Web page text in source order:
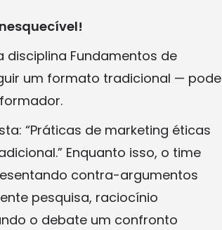
disciplina Fundamentos de
um formato tradicional — pode
“Práticas de marketing éticas
Enquanto isso, o time
contra-argumentos
pesquisa, raciocínio
o debate um confronto